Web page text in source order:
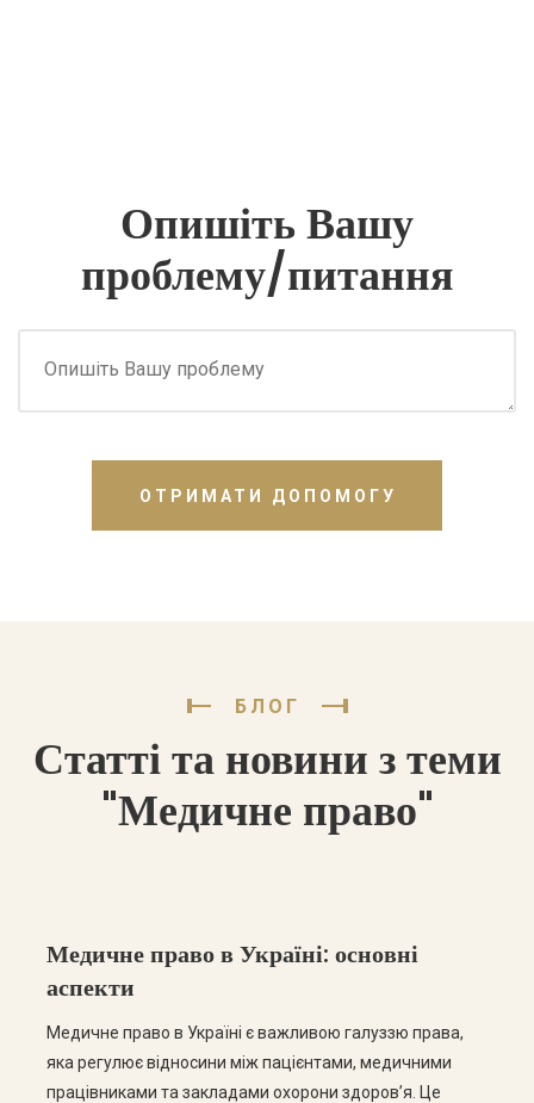
Опишіть Вашу
проблему/питання
ОТРИМАТИ ДОПОМОГУ
БЛОГ
Статті та новини з теми
"Медичне право"
Медичне право в Україні: основні
аспекти
Медичне право в Україні є важливою галуззю права,
яка регулює відносини між пацієнтами, медичними
працівниками та закладами охорони здоров’я. Це